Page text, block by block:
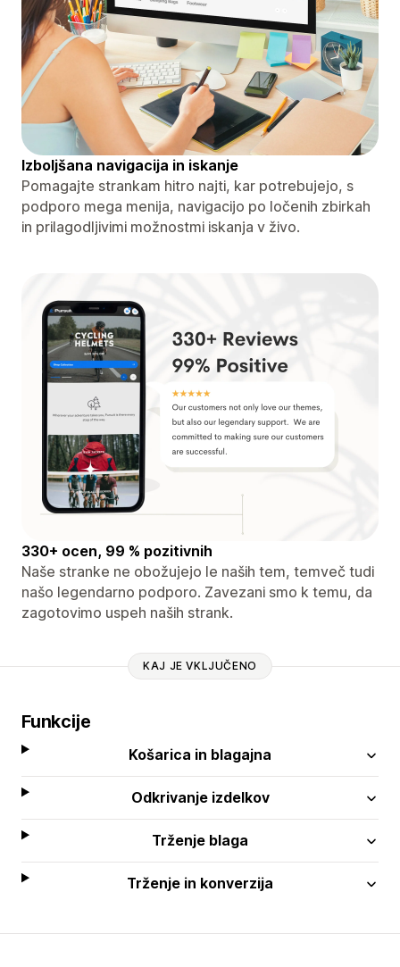
Izboljšana navigacija in iskanje
Pomagajte strankam hitro najti, kar potrebujejo, s
podporo mega menija, navigacijo po ločenih zbirkah
in prilagodljivimi možnostmi iskanja v živo.
330+ ocen, 99 % pozitivnih
Naše stranke ne obožujejo le naših tem, temveč tudi
našo legendarno podporo. Zavezani smo k temu, da
zagotovimo uspeh naših strank.
KAJ JE VKLJUČENO
Funkcije
Košarica in blagajna
Odkrivanje izdelkov
Trženje blaga
Trženje in konverzija